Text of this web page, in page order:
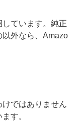
ています。純正
外なら、Amazo
ではありません
す。